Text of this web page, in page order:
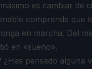
es cambiar de
comprende que
en marcha. Del
en «sueño».
pensado alguna